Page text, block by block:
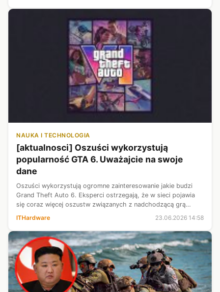
NAUKA I TECHNOLOGIA
[aktualnosci] Oszuści wykorzystują
popularność GTA 6. Uważajcie na swoje
dane
Oszuści wykorzystują ogromne zainteresowanie jakie budzi
Grand Theft Auto 6. Eksperci ostrzegają, że w sieci pojawia
się coraz więcej oszustw związanych z nadchodzącą grą
użytkowników lub zainstalo...
ITHardware 23.06.2026 14:58